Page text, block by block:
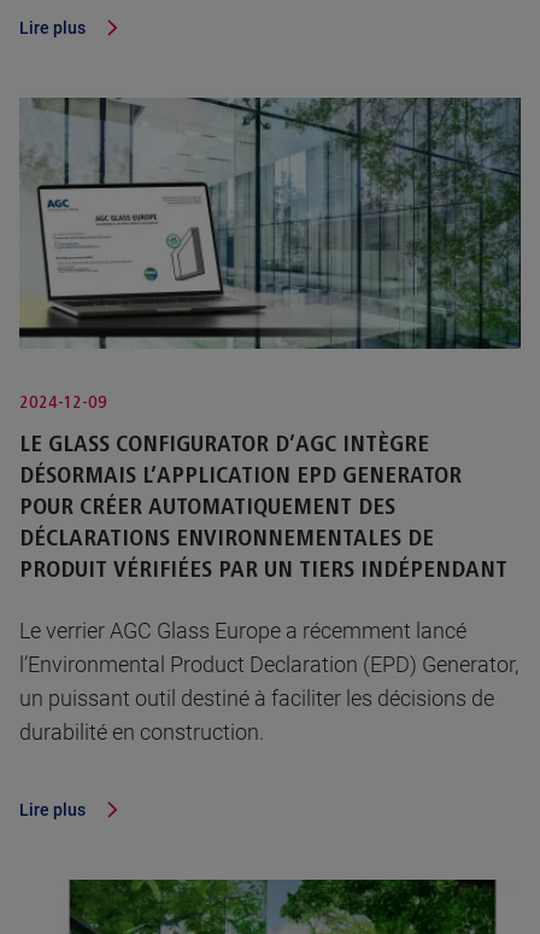
Lire plus
2024-12-09
LE GLASS CONFIGURATOR D’AGC INTÈGRE
DÉSORMAIS L’APPLICATION EPD GENERATOR
POUR CRÉER AUTOMATIQUEMENT DES
DÉCLARATIONS ENVIRONNEMENTALES DE
PRODUIT VÉRIFIÉES PAR UN TIERS INDÉPENDANT
Le verrier AGC Glass Europe a récemment lancé
l’Environmental Product Declaration (EPD) Generator,
un puissant outil destiné à faciliter les décisions de
durabilité en construction.
Lire plus